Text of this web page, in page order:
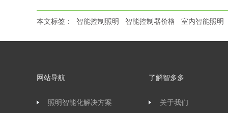
本文标签： 智能控制照明 智能控制器价格 室内智能照明
网站导航
照明智能化解决方案
了解智多多
关于我们